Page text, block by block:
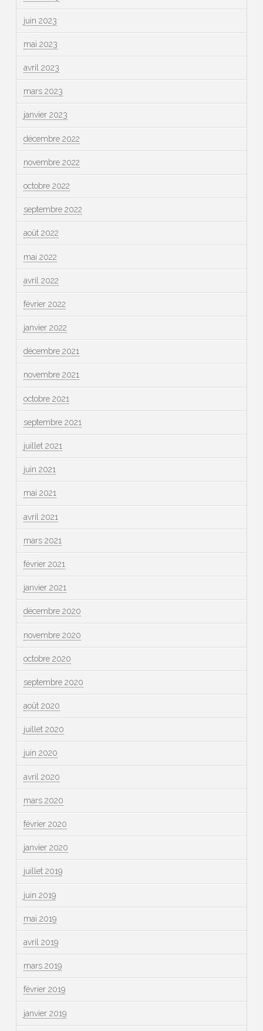
juin 2023
mai 2023
avril 2023
mars 2023
janvier 2023
décembre 2022
novembre 2022
octobre 2022
septembre 2022
août 2022
mai 2022
avril 2022
février 2022
janvier 2022
décembre 2021
novembre 2021
octobre 2021
septembre 2021
juillet 2021
juin 2021
mai 2021
avril 2021
mars 2021
février 2021
janvier 2021
décembre 2020
novembre 2020
octobre 2020
septembre 2020
août 2020
juillet 2020
juin 2020
avril 2020
mars 2020
février 2020
janvier 2020
juillet 2019
juin 2019
mai 2019
avril 2019
mars 2019
février 2019
janvier 2019